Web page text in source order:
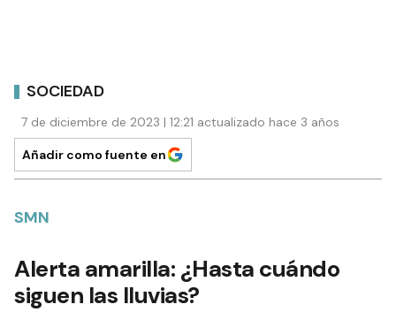
SOCIEDAD
7 de diciembre de 2023 | 12:21 actualizado hace 3 años
Añadir como fuente en
SMN
Alerta amarilla: ¿Hasta cuándo
siguen las lluvias?